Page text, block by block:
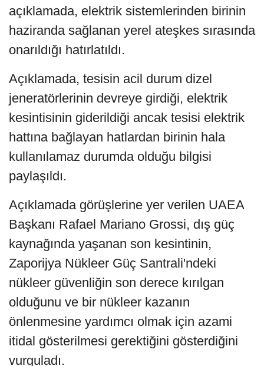
açıklamada, elektrik sistemlerinden birinin
haziranda sağlanan yerel ateşkes sırasında
onarıldığı hatırlatıldı.
Açıklamada, tesisin acil durum dizel
jeneratörlerinin devreye girdiği, elektrik
kesintisinin giderildiği ancak tesisi elektrik
hattına bağlayan hatlardan birinin hala
kullanılamaz durumda olduğu bilgisi
paylaşıldı.
Açıklamada görüşlerine yer verilen UAEA
Başkanı Rafael Mariano Grossi, dış güç
kaynağında yaşanan son kesintinin,
Zaporijya Nükleer Güç Santrali'ndeki
nükleer güvenliğin son derece kırılgan
olduğunu ve bir nükleer kazanın
önlenmesine yardımcı olmak için azami
itidal gösterilmesi gerektiğini gösterdiğini
vurguladı.